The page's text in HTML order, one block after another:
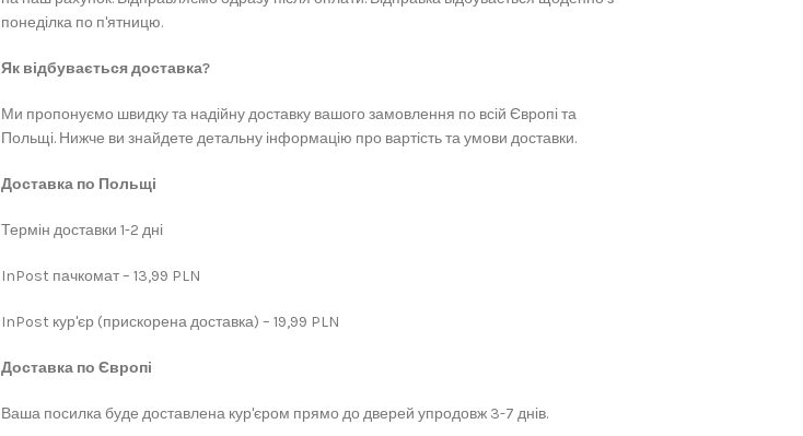
понеділка по п'ятницю.
Як відбувається доставка?
Ми пропонуємо швидку та надійну доставку вашого замовлення по всій Європі та
Польщі. Нижче ви знайдете детальну інформацію про вартість та умови доставки.
Доставка по Польщі
Термін доставки 1-2 дні
InPost пачкомат – 13,99 PLN
InPost кур'єр (прискорена доставка) – 19,99 PLN
Доставка по Європі
Ваша посилка буде доставлена кур'єром прямо до дверей упродовж 3-7 днів.